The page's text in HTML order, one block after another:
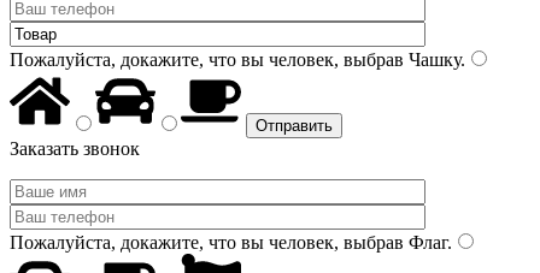
Пожалуйста, докажите, что вы человек, выбрав Чашку.
Заказать звонок
Пожалуйста, докажите, что вы человек, выбрав Флаг.